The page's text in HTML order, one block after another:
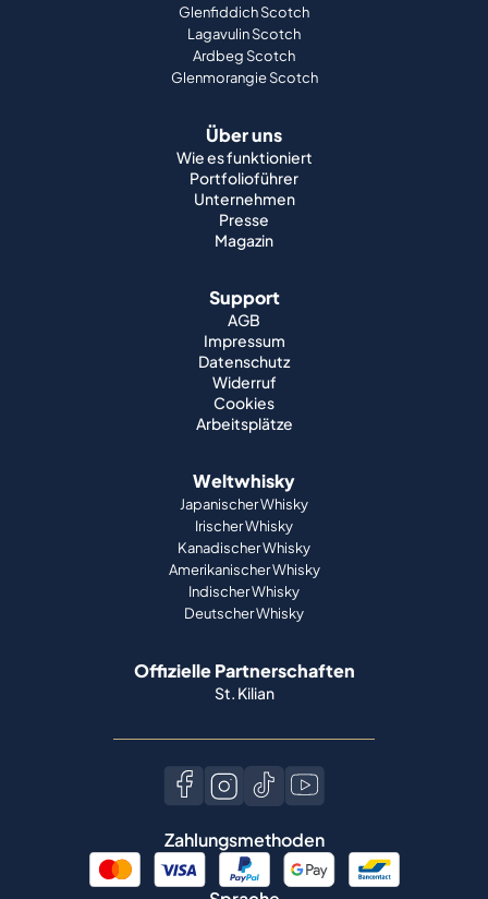
Glenfiddich Scotch
Lagavulin Scotch
Ardbeg Scotch
Glenmorangie Scotch
Über uns
Wie es funktioniert
Portfolioführer
Unternehmen
Presse
Magazin
Support
AGB
Impressum
Datenschutz
Widerruf
Cookies
Arbeitsplätze
Weltwhisky
Japanischer Whisky
Irischer Whisky
Kanadischer Whisky
Amerikanischer Whisky
Indischer Whisky
Deutscher Whisky
Offizielle Partnerschaften
St. Kilian
Zahlungsmethoden